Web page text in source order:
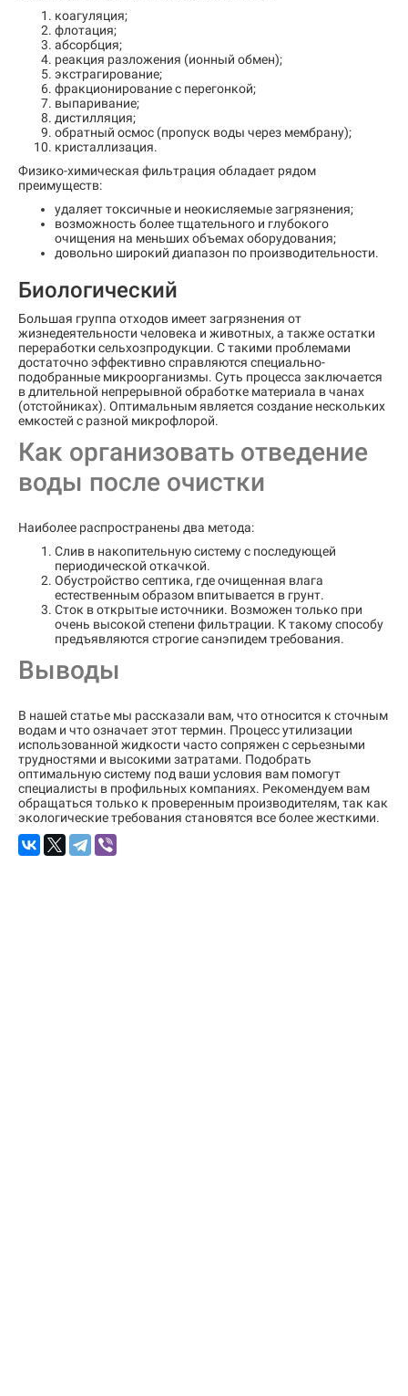
коагуляция;
флотация;
абсорбция;
реакция разложения (ионный обмен);
экстрагирование;
фракционирование с перегонкой;
выпаривание;
дистилляция;
обратный осмос (пропуск воды через мембрану);
кристаллизация.
Физико-химическая фильтрация обладает рядом
преимуществ:
удаляет токсичные и неокисляемые загрязнения;
возможность более тщательного и глубокого
очищения на меньших объемах оборудования;
довольно широкий диапазон по производительности.
Биологический
Большая группа отходов имеет загрязнения от
жизнедеятельности человека и животных, а также остатки
переработки сельхозпродукции. С такими проблемами
достаточно эффективно справляются специально-
подобранные микроорганизмы. Суть процесса заключается
в длительной непрерывной обработке материала в чанах
(отстойниках). Оптимальным является создание нескольких
емкостей с разной микрофлорой.
Как организовать отведение
воды после очистки
Наиболее распространены два метода:
Слив в накопительную систему с последующей
периодической откачкой.
Обустройство септика, где очищенная влага
естественным образом впитывается в грунт.
Сток в открытые источники. Возможен только при
очень высокой степени фильтрации. К такому способу
предъявляются строгие санэпидем требования.
Выводы
В нашей статье мы рассказали вам, что относится к сточным
водам и что означает этот термин. Процесс утилизации
использованной жидкости часто сопряжен с серьезными
трудностями и высокими затратами. Подобрать
оптимальную систему под ваши условия вам помогут
специалисты в профильных компаниях. Рекомендуем вам
обращаться только к проверенным производителям, так как
экологические требования становятся все более жесткими.